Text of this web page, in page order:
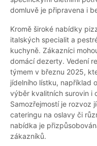
domluvě je připravena i
Kromě široké nabídky
italských specialit a
kuchyně. Zákazníci
domácí dezerty. Vedení
týmem v březnu 2025,
jídelního lístku, například
výběr kvalitních surovin i
Samozřejmostí je rozvoz
cateringu na oslavy či
nabídka je
zákazníků.